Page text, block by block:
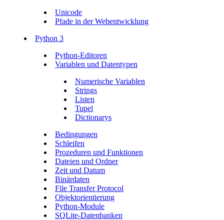
Unicode
Pfade in der Webentwicklung
Python 3
Python-Editoren
Variablen und Datentypen
Numerische Variablen
Strings
Listen
Tupel
Dictionarys
Bedingungen
Schleifen
Prozeduren und Funktionen
Dateien und Ordner
Zeit und Datum
Binärdaten
File Transfer Protocol
Objektorientierung
Python-Module
SQLite-Datenbanken